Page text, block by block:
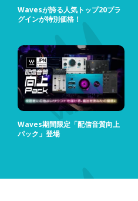
Wavesが誇る人気トップ20プラ
グインが特別価格！
Waves期間限定「配信音質向上
パック」登場